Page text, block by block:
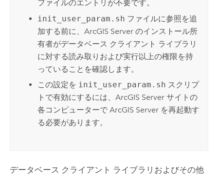
ファイルのエントリが不要です。
init_user_param.sh ファイルに参照を追
加する前に、 ArcGIS Serverのインストール所
有者がデータベース クライアント ライブラリ
に対する読み取りおよび実行以上の権限を持
っていることを確認します。
この設定を init_user_param.sh スクリプ
トで有効にするには、 ArcGIS Serverサイトの
各コンピューターで ArcGIS Serverを再起動す
る必要があります。
データベース クライアント ライブラリおよびその他